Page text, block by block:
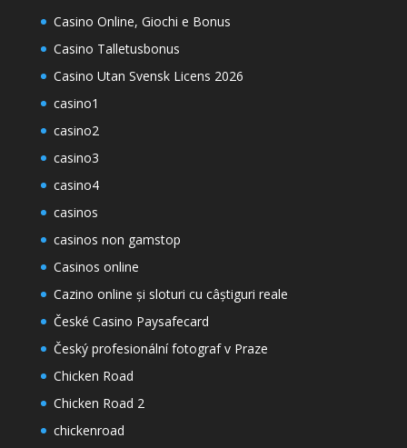
Casino Online, Giochi e Bonus
Casino Talletusbonus
Casino Utan Svensk Licens 2026
casino1
casino2
casino3
casino4
casinos
casinos non gamstop
Casinos online
Cazino online și sloturi cu câștiguri reale
České Casino Paysafecard
Český profesionální fotograf v Praze
Chicken Road
Chicken Road 2
chickenroad